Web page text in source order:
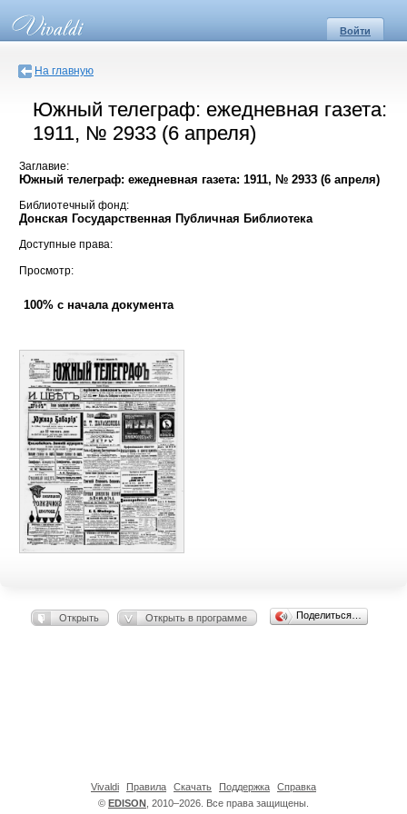
Войти
На главную
Южный телеграф: ежедневная газета:
1911, № 2933 (6 апреля)
Заглавие:
Южный телеграф: ежедневная газета: 1911, № 2933 (6 апреля)
Библиотечный фонд:
Донская Государственная Публичная Библиотека
Доступные права:
Просмотр:
100% с начала документа
Открыть Открыть в программе Поделиться…
© EDISON , 2010–2026. Все права защищены.
Vivaldi Правила Скачать Поддержка Справка